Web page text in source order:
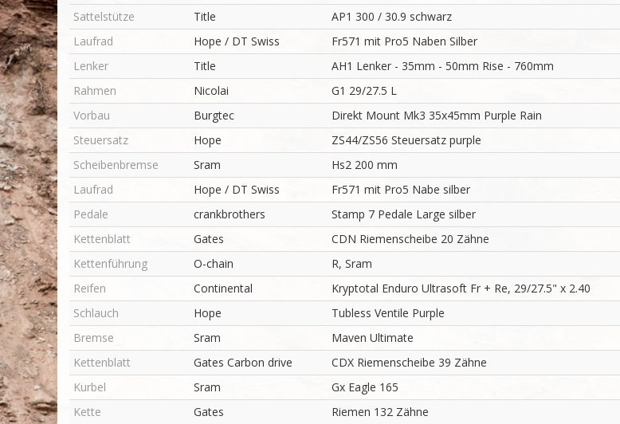
Sattelstütze
Title
AP1 300 / 30.9 schwarz
Laufrad
Hope / DT Swiss
Fr571 mit Pro5 Naben Silber
Lenker
Title
AH1 Lenker - 35mm - 50mm Rise - 760mm
Rahmen
Nicolai G1 29/27.5 L
Vorbau
Burgtec
Direkt Mount Mk3 35x45mm Purple Rain
Steuersatz
Hope
ZS44/ZS56 Steuersatz purple
Scheibenbremse
Sram
Hs2 200 mm
Laufrad
Hope / DT Swiss
Fr571 mit Pro5 Nabe silber
Pedale
crankbrothers
Stamp 7 Pedale Large silber
Kettenblatt
Gates
CDN Riemenscheibe 20 Zähne
Kettenführung
O-chain R, Sram
Reifen
Continental
Kryptotal Enduro Ultrasoft Fr + Re, 29/27.5" x 2.40
Schlauch
Hope
Tubless Ventile Purple
Bremse
Sram
Maven Ultimate
Kettenblatt
Gates Carbon drive
CDX Riemenscheibe 39 Zähne
Kurbel
Sram
Gx Eagle 165
Kette
Gates Riemen 132 Zähne